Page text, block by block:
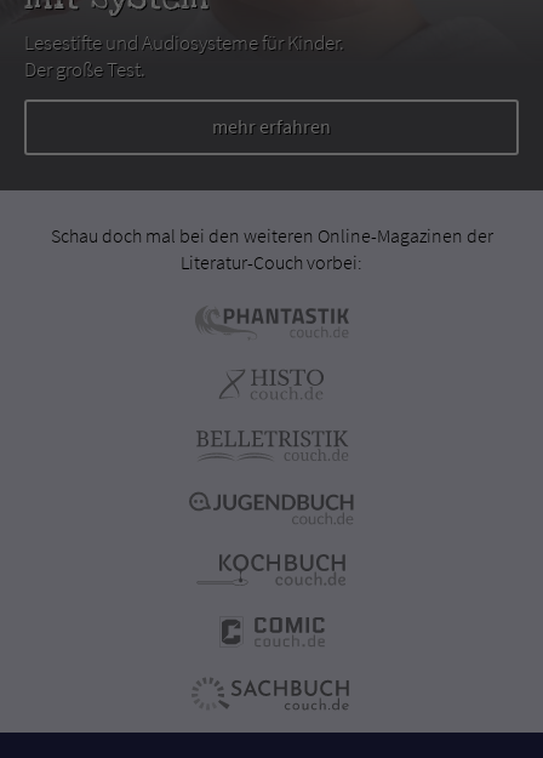
Lesestifte und Audiosysteme für Kinder.
Der große Test.
mehr erfahren
Schau doch mal bei den weiteren Online-Magazinen der
Literatur-Couch vorbei: